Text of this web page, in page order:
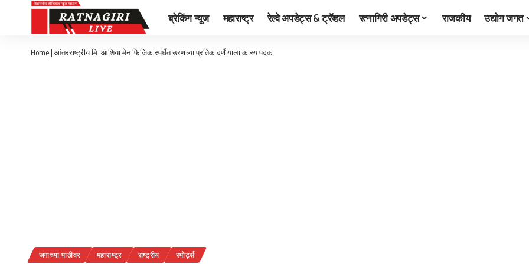
ब्रेकिंग न्यूज महाराष्ट्र रेल्वे अपडेट्स & ट्रॅव्हल रत्नागिरी अपडेट्स राजकीय उद्योग जगत
Home | आंतरराष्ट्रीय मि. आशिया मेन फिजिक स्पर्धेत उरणच्या प्रतिक दर्णे याला कास्य पदक
जगाच्या पाठीवर महाराष्ट्र राष्ट्रीय स्पोर्ट्स